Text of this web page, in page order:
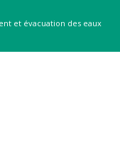
et évacuation des eaux